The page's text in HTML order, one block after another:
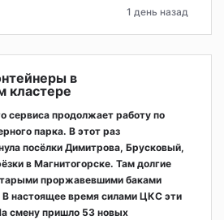
1 день назад
в
кластере
сервиса продолжает работу по
парка. В этот раз
посёлки Димитрова, Брусковый,
в Магнитогорске. Там долгие
проржавевшими баками
настоящее время силами ЦКС эти
смену пришло 53 новых